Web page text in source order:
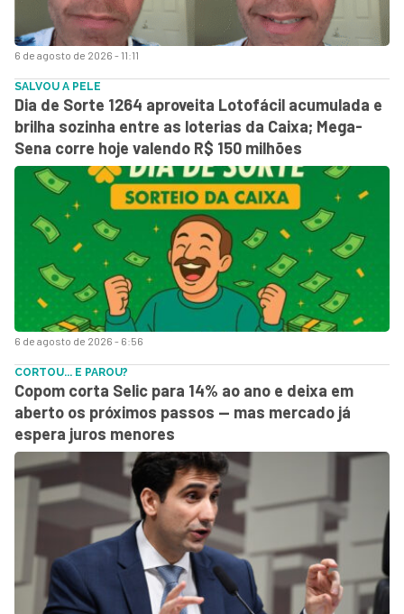
6 de agosto de 2026 - 11:11
6 de agosto de 2026 - 6:56
SALVOU A PELE
Dia de Sorte 1264 aproveita Lotofácil acumulada e
brilha sozinha entre as loterias da Caixa; Mega-
Sena corre hoje valendo R$ 150 milhões
CORTOU... E PAROU?
Copom corta Selic para 14% ao ano e deixa em
aberto os próximos passos — mas mercado já
espera juros menores